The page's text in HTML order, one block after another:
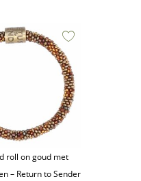
roll on goud met
– Return to Sender